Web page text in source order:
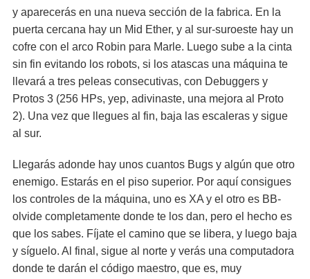
y aparecerás en una nueva sección de la fabrica. En la
puerta cercana hay un Mid Ether, y al sur-suroeste hay un
cofre con el arco Robin para Marle. Luego sube a la cinta
sin fin evitando los robots, si los atascas una máquina te
llevará a tres peleas consecutivas, con Debuggers y
Protos 3 (256 HPs, yep, adivinaste, una mejora al Proto
2). Una vez que llegues al fin, baja las escaleras y sigue
al sur.
Llegarás adonde hay unos cuantos Bugs y algún que otro
enemigo. Estarás en el piso superior. Por aquí consigues
los controles de la máquina, uno es XA y el otro es BB-
olvide completamente donde te los dan, pero el hecho es
que los sabes. Fíjate el camino que se libera, y luego baja
y síguelo. Al final, sigue al norte y verás una computadora
donde te darán el código maestro, que es, muy